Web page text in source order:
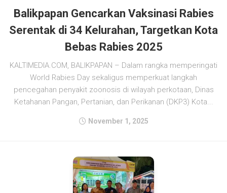
Balikpapan Gencarkan Vaksinasi Rabies
Serentak di 34 Kelurahan, Targetkan Kota
Bebas Rabies 2025
KALTIMEDIA.COM, BALIKPAPAN – Dalam rangka memperingati
World Rabies Day sekaligus memperkuat langkah
pencegahan penyakit zoonosis di wilayah perkotaan, Dinas
Ketahanan Pangan, Pertanian, dan Perikanan (DKP3) Kota...
November 1, 2025